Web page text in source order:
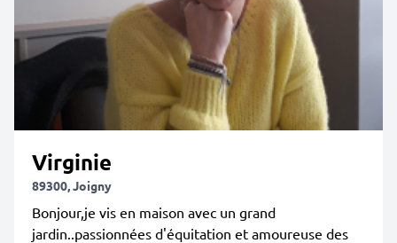
Virginie
89300, Joigny
Bonjour,je vis en maison avec un grand
jardin..passionnées d'équitation et amoureuse des